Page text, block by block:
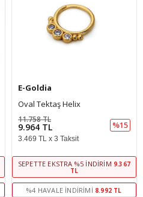
E-Goldia
Oval Tektaş Helix
9.964 TL
11.758 TL
%15
3.469 TL x 3 Taksit
SEPETTE EKSTRA %5 İNDIRIM 9.367
TL
%4 HAVALE İNDIRIMI 8.992 TL